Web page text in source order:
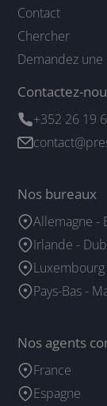
Contact
Chercher
Demandez
Contactez-
+352 26 19
Nos bureaux
Allemagne -
Irlande -
Pays-Bas -
Nos agents
France
Espagne